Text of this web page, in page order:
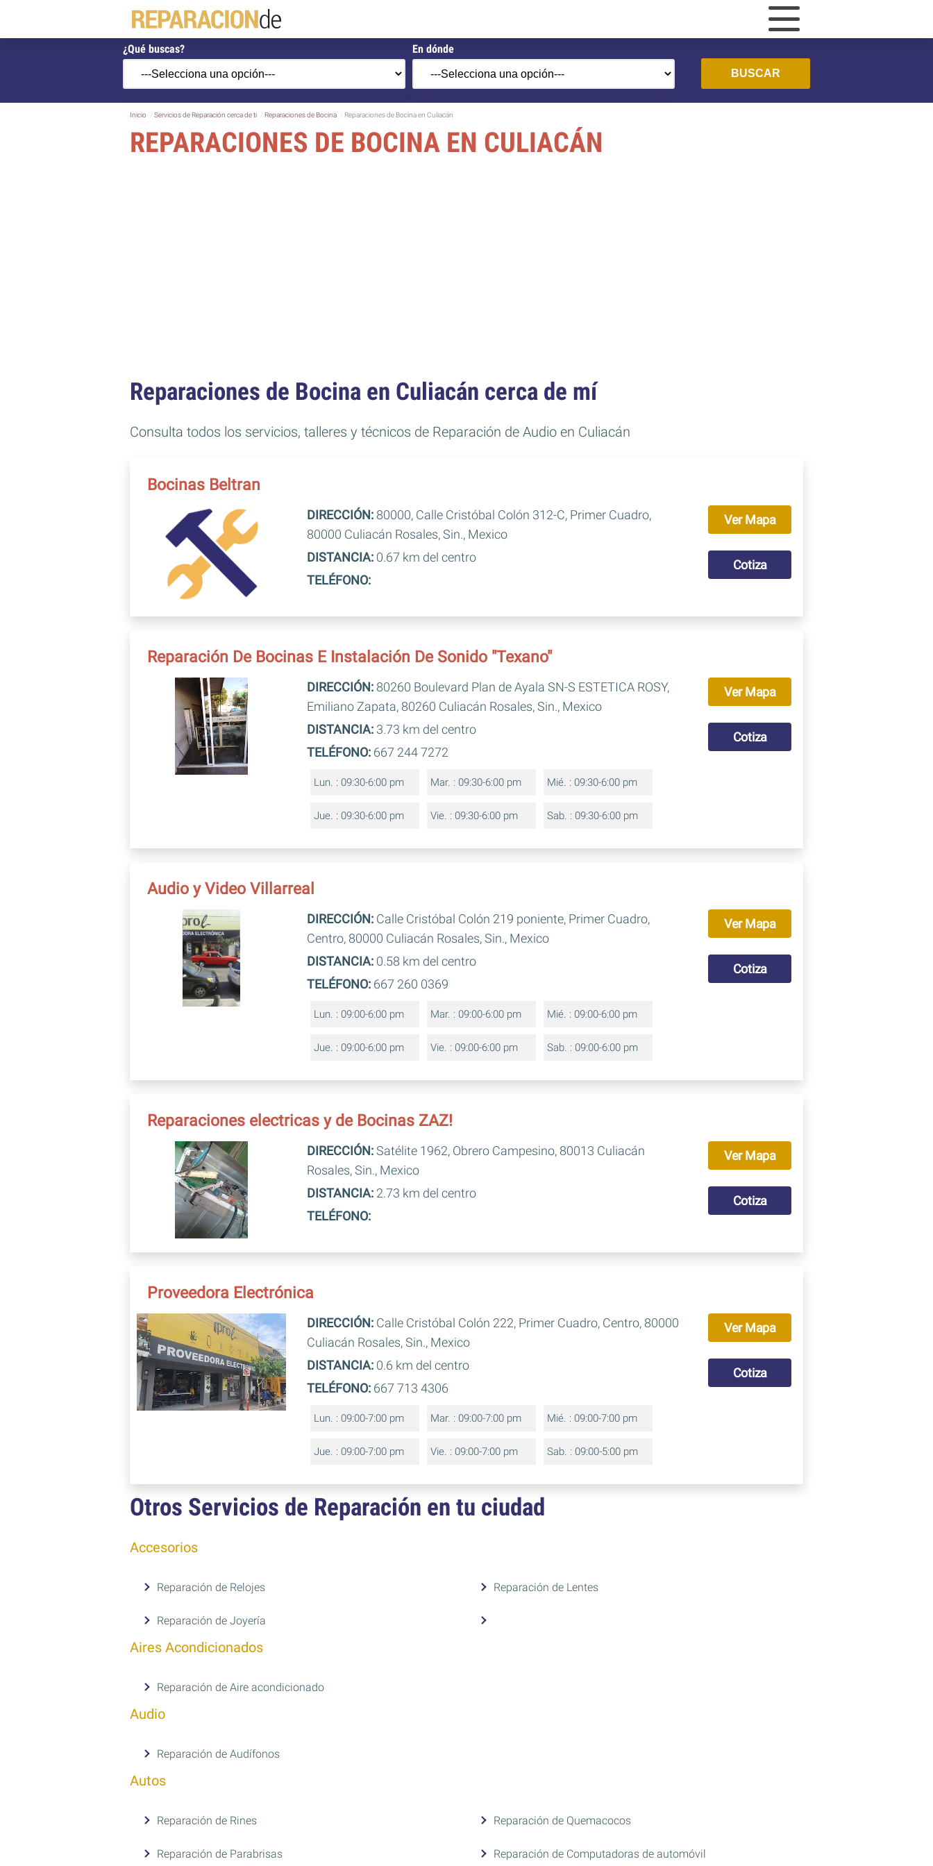
¿Qué buscas? En dónde
BUSCAR
Inicio Servicios de Reparación cerca de ti Reparaciones de Bocina Reparaciones de Bocina en Culiacán
REPARACIONES DE BOCINA EN CULIACÁN
Reparaciones de Bocina en Culiacán cerca de mí
Consulta todos los servicios, talleres y técnicos de Reparación de Audio en Culiacán
Bocinas Beltran
DIRECCIÓN: 80000, Calle Cristóbal Colón 312-C, Primer Cuadro,
80000 Culiacán Rosales, Sin., Mexico
DISTANCIA: 0.67 km del centro
TELÉFONO:
Ver Mapa
Cotiza
Reparación De Bocinas E Instalación De Sonido "Texano"
DIRECCIÓN: 80260 Boulevard Plan de Ayala SN-S ESTETICA ROSY,
Emiliano Zapata, 80260 Culiacán Rosales, Sin., Mexico
DISTANCIA: 3.73 km del centro
TELÉFONO: 667 244 7272
Lun. : 09:30-6:00 pm Mar. : 09:30-6:00 pm Mié. : 09:30-6:00 pm
Jue. : 09:30-6:00 pm Vie. : 09:30-6:00 pm Sab. : 09:30-6:00 pm
Ver Mapa
Cotiza
Audio y Video Villarreal
DIRECCIÓN: Calle Cristóbal Colón 219 poniente, Primer Cuadro,
Centro, 80000 Culiacán Rosales, Sin., Mexico
DISTANCIA: 0.58 km del centro
TELÉFONO: 667 260 0369
Lun. : 09:00-6:00 pm Mar. : 09:00-6:00 pm Mié. : 09:00-6:00 pm
Jue. : 09:00-6:00 pm Vie. : 09:00-6:00 pm Sab. : 09:00-6:00 pm
Ver Mapa
Cotiza
Reparaciones electricas y de Bocinas ZAZ!
DIRECCIÓN: Satélite 1962, Obrero Campesino, 80013 Culiacán
Rosales, Sin., Mexico
DISTANCIA: 2.73 km del centro
TELÉFONO:
Ver Mapa
Cotiza
Proveedora Electrónica
DIRECCIÓN: Calle Cristóbal Colón 222, Primer Cuadro, Centro, 80000
Culiacán Rosales, Sin., Mexico
DISTANCIA: 0.6 km del centro
TELÉFONO: 667 713 4306
Lun. : 09:00-7:00 pm Mar. : 09:00-7:00 pm Mié. : 09:00-7:00 pm
Jue. : 09:00-7:00 pm Vie. : 09:00-7:00 pm Sab. : 09:00-5:00 pm
Ver Mapa
Cotiza
Otros Servicios de Reparación en tu ciudad
Accesorios
Reparación de Relojes Reparación de Lentes
Reparación de Joyería
Aires Acondicionados
Reparación de Aire acondicionado
Audio
Reparación de Audífonos
Autos
Reparación de Rines Reparación de Quemacocos
Reparación de Parabrisas Reparación de Computadoras de automóvil